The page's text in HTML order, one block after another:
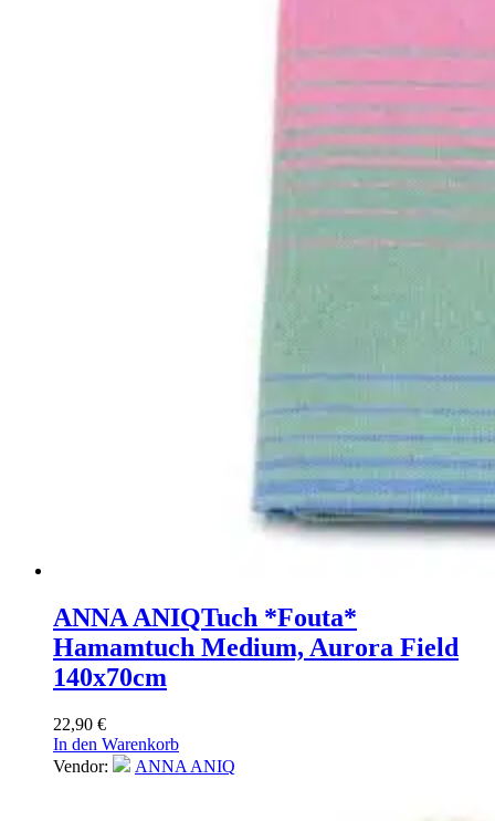
ANNA ANIQTuch *Fouta*
Hamamtuch Medium, Aurora Field
140x70cm
22,90 €
In den Warenkorb
Vendor:
ANNA ANIQ